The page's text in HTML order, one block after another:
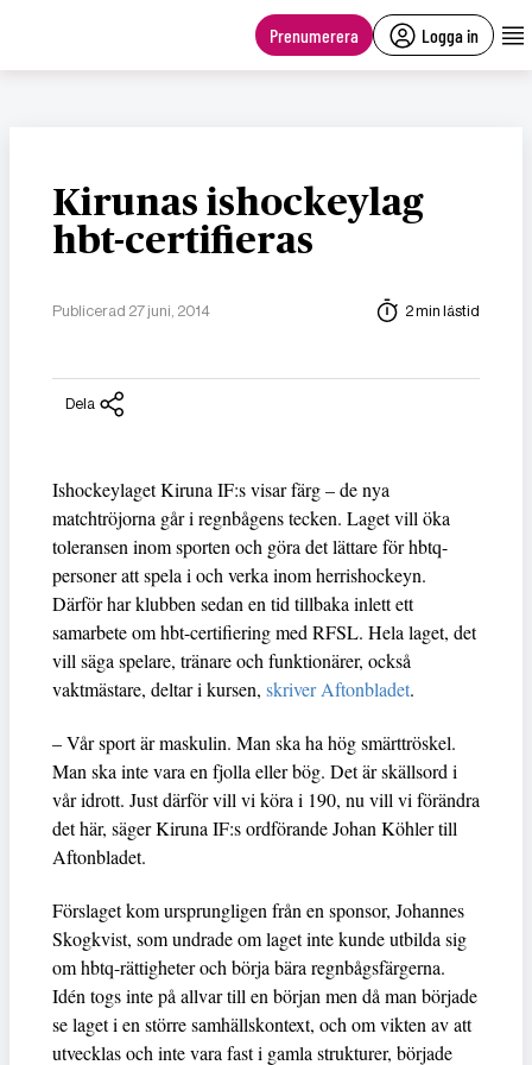
Prenumerera Logga in
Kirunas ishockeylag
hbt-certifieras
Publicerad 27 juni, 2014 2 min lästid
Dela
Ishockeylaget Kiruna IF:s visar färg – de nya
matchtröjorna går i regnbågens tecken. Laget vill öka
toleransen inom sporten och göra det lättare för hbtq-
personer att spela i och verka inom herrishockeyn.
Därför har klubben sedan en tid tillbaka inlett ett
samarbete om hbt-certifiering med RFSL. Hela laget, det
vill säga spelare, tränare och funktionärer, också
vaktmästare, deltar i kursen, skriver Aftonbladet.
– Vår sport är maskulin. Man ska ha hög smärttröskel.
Man ska inte vara en fjolla eller bög. Det är skällsord i
vår idrott. Just därför vill vi köra i 190, nu vill vi förändra
det här, säger Kiruna IF:s ordförande Johan Köhler till
Aftonbladet.
Förslaget kom ursprungligen från en sponsor, Johannes
Skogkvist, som undrade om laget inte kunde utbilda sig
om hbtq-rättigheter och börja bära regnbågsfärgerna.
Idén togs inte på allvar till en början men då man började
se laget i en större samhällskontext, och om vikten av att
utvecklas och inte vara fast i gamla strukturer, började